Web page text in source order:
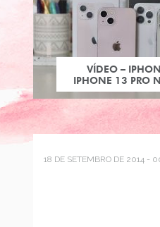
VÍDEO –
IPHONE 13 PRO
18 DE SETEMBRO DE 2014 -